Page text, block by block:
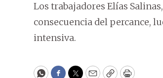
Los trabajadores Elías
consecuencia del percance,
intensiva.